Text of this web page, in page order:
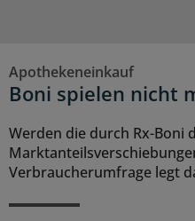
Apothekeneinkauf
Boni spielen nicht
Werden die durch Rx-Boni
Verbraucherumfrage legt